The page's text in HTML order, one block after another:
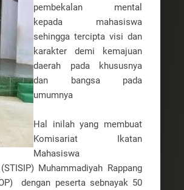
pembekalan mental
kepada mahasiswa
sehingga tercipta visi dan
karakter demi kemajuan
daerah pada khususnya
dan bangsa pada
umumnya
Hal inilah yang membuat
Komisariat Ikatan
Mahasiswa
Muhammadiyah Rappang
dengan peserta sebnayak 50